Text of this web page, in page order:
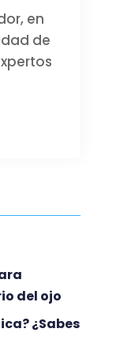
en
de
del ojo
¿Sabes